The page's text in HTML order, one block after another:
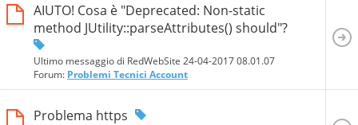
AIUTO! Cosa è "Deprecated: Non-static
method JUtility::parseAttributes() should"?
Ultimo messaggio di RedWebSite 24-04-201708.01.07
Forum: Problemi Tecnici Account
Problema https